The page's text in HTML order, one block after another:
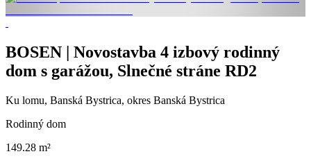
BOSEN | Novostavba 4 izbový rodinný
dom s garážou, Slnečné stráne RD2
Ku lomu, Banská Bystrica, okres Banská Bystrica
Rodinný dom
149.28 m²